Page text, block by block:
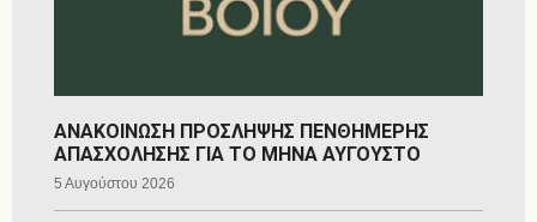
ΑΝΑΚΟΙΝΩΣΗ ΠΡΟΣΛΗΨΗΣ ΠΕΝΘΗΜΕΡΗΣ
ΑΠΑΣΧΟΛΗΣΗΣ ΓΙΑ ΤΟ ΜΗΝΑ ΑΥΓΟΥΣΤΟ
5 Αυγούστου 2026